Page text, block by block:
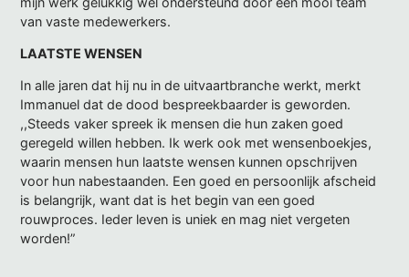
van vaste medewerkers.
LAATSTE WENSEN
In alle jaren dat hij nu in de uitvaartbranche werkt, merkt
Immanuel dat de dood bespreekbaarder is geworden.
,,Steeds vaker spreek ik mensen die hun zaken goed
geregeld willen hebben. Ik werk ook met wensenboekjes,
waarin mensen hun laatste wensen kunnen opschrijven
voor hun nabestaanden. Een goed en persoonlijk afscheid
is belangrijk, want dat is het begin van een goed
rouwproces. Ieder leven is uniek en mag niet vergeten
worden!”